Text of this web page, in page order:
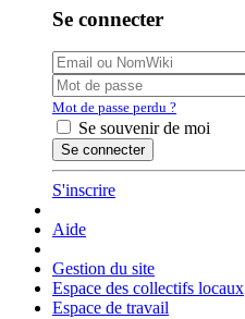
Se connecter
Mot de passe perdu ?
Se souvenir de moi
S'inscrire
Aide
Gestion du site
Espace des collectifs locaux
Espace de travail